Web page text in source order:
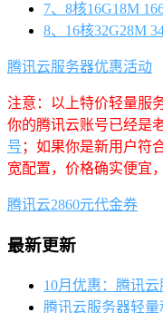
7、8核16G18M
8、16核32G28M
腾讯云服务器优惠活动
注意：以上特价轻量服
你的腾讯云账号已经是
号 ；如果你是新用户符
宽配置，价格确实便宜
腾讯云2860元代金券
最新更新
10月优惠：腾讯
腾讯云服务器轻量